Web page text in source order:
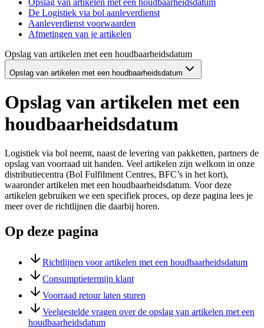
Opslag van artikelen met een houdbaarheidsdatum
De Logistiek via bol aanleverdienst
Aanleverdienst voorwaarden
Afmetingen van je artikelen
Opslag van artikelen met een houdbaarheidsdatum
Opslag van artikelen met een houdbaarheidsdatum
Opslag van artikelen met een
houdbaarheidsdatum
Logistiek via bol neemt, naast de levering van pakketten, partners de
opslag van voorraad uit handen. Veel artikelen zijn welkom in onze
distributiecentra (Bol Fulfilment Centres, BFC’s in het kort),
waaronder artikelen met een houdbaarheidsdatum. Voor deze
artikelen gebruiken we een specifiek proces, op deze pagina lees je
meer over de richtlijnen die daarbij horen.
Op deze pagina
Richtlijnen voor artikelen met een houdbaarheidsdatum
Consumptietermijn klant
Voorraad retour laten sturen
Veelgestelde vragen over de opslag van artikelen met een
houdbaarheidsdatum